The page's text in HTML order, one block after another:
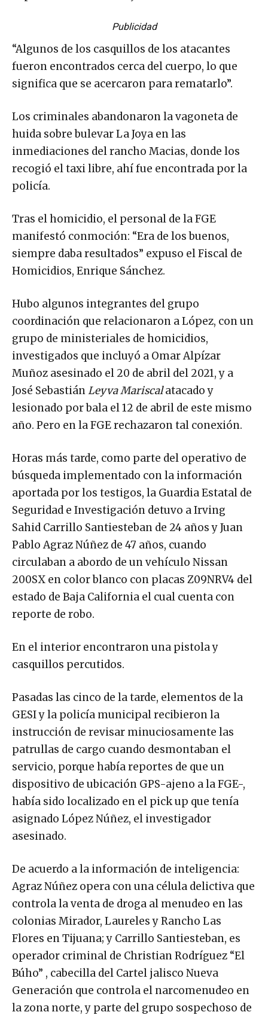
Publicidad
“Algunos de los casquillos de los atacantes
fueron encontrados cerca del cuerpo, lo que
significa que se acercaron para rematarlo”.
Los criminales abandonaron la vagoneta de
huida sobre bulevar La Joya en las
inmediaciones del rancho Macias, donde los
recogió el taxi libre, ahí fue encontrada por la
policía.
Tras el homicidio, el personal de la FGE
manifestó conmoción: “Era de los buenos,
siempre daba resultados” expuso el Fiscal de
Homicidios, Enrique Sánchez.
Hubo algunos integrantes del grupo
coordinación que relacionaron a López, con un
grupo de ministeriales de homicidios,
investigados que incluyó a Omar Alpízar
Muñoz asesinado el 20 de abril del 2021, y a
José SebastiánLeyva Mariscalatacado y
lesionado por bala el 12 de abril de este mismo
año. Pero en la FGE rechazaron tal conexión.
Horas más tarde, como parte del operativo de
búsqueda implementado con la información
aportada por los testigos, la Guardia Estatal de
Seguridad e Investigación detuvo a Irving
Sahid Carrillo Santiesteban de 24 años y Juan
Pablo Agraz Núñez de 47 años, cuando
circulaban a abordo de un vehículo Nissan
200SX en color blanco con placas Z09NRV4 del
estado de Baja California el cual cuenta con
reporte de robo.
En el interior encontraron una pistola y
casquillos percutidos.
Pasadas las cinco de la tarde, elementos de la
GESI y la policía municipal recibieron la
instrucción de revisar minuciosamente las
patrullas de cargo cuando desmontaban el
servicio, porque había reportes de que un
dispositivo de ubicación GPS-ajeno a la FGE-,
había sido localizado en el pick up que tenía
asignado López Núñez, el investigador
asesinado.
De acuerdo a la información de inteligencia:
Agraz Núñez opera con una célula delictiva que
controla la venta de droga al menudeo en las
colonias Mirador, Laureles y Rancho Las
Flores en Tijuana; y Carrillo Santiesteban, es
operador criminal de Christian Rodríguez “El
Búho” , cabecilla del Cartel jalisco Nueva
Generación que controla el narcomenudeo en
la zona norte, y parte del grupo sospechoso de